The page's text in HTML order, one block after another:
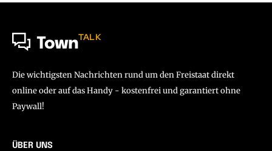
TownTALK
Die wichtigsten Nachrichten rund um den Freistaat direkt
online oder auf das Handy - kostenfrei und garantiert ohne
Paywall!
ÜBER UNS